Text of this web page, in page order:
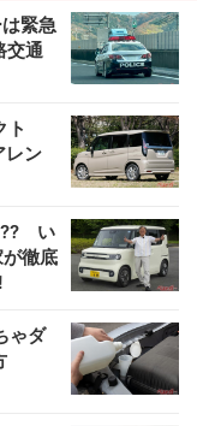
緊急
交通
ト
レン
?? い
徹底
ゃダ